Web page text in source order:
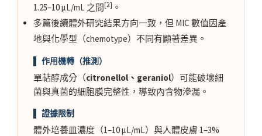
1.25–10 μL/mL 之間[2] 。
多篇後續體外研究結果方向一致，但 MIC 數值因產
地與化學型（chemotype）不同有顯著差異。
▌ 作用機轉（推測）
單萜醇成分（citronellol、geraniol）可能破壞細
菌與真菌的細胞膜完整性，導致內含物滲漏。
▌ 證據限制
體外培養皿濃度（1–10 μL/mL）與人體皮膚 1–3%